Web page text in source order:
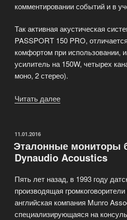
комментировании событий и в
Так активная акустическая
PASSPORT 150 PRO,
комфортом при использовании,
усилитель на 150W, четырех
моно, 2 стерео).
Читать далее
PASSPORT
150
ОПУБЛИКОВАНО
11.01.2016
Эталонные мониторы
Dynaudio Acoustics
Пять лет назад, в 1993 году
производящая
английская компания Munro
специализирующаяся на